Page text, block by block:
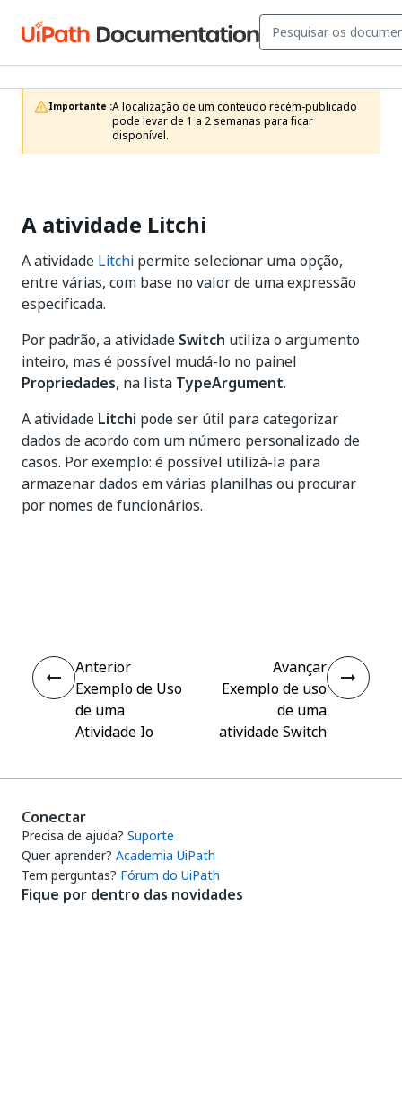
Importante :A localização de um conteúdo recém-publicado
pode levar de 1 a 2 semanas para ficar
disponível.
A atividade Litchi
A atividade Litchi permite selecionar uma opção,
entre várias, com base no valor de uma expressão
especificada.
Por padrão, a atividade Switch utiliza o argumento
inteiro, mas é possível mudá-lo no painel
Propriedades, na lista TypeArgument.
A atividade Litchi pode ser útil para categorizar
dados de acordo com um número personalizado de
casos. Por exemplo: é possível utilizá-la para
armazenar dados em várias planilhas ou procurar
por nomes de funcionários.
Anterior
Exemplo de Uso
de uma
Atividade Io
Avançar
Exemplo de uso
de uma
atividade Switch
Conectar
Precisa de ajuda? Suporte
Quer aprender? Academia UiPath
Tem perguntas? Fórum do UiPath
Fique por dentro das novidades